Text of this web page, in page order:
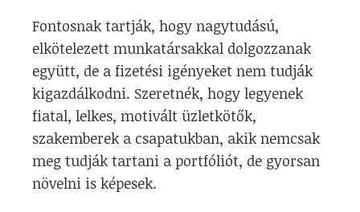
Fontosnak tartják, hogy nagytudású,
elkötelezett munkatársakkal dolgozzanak
együtt, de a fizetési igényeket nem tudják
kigazdálkodni. Szeretnék, hogy legyenek
fiatal, lelkes, motivált üzletkötők,
szakemberek a csapatukban, akik nemcsak
meg tudják tartani a portfóliót, de gyorsan
növelni is képesek.